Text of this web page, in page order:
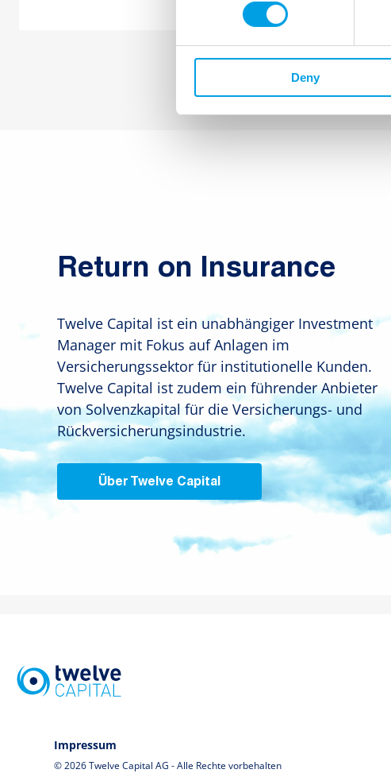
Deny
Return on Insurance
Twelve Capital ist ein unabhängiger Investment
Manager mit Fokus auf Anlagen im
Versicherungssektor für institutionelle Kunden.
Twelve Capital ist zudem ein führender Anbieter
von Solvenzkapital für die Versicherungs- und
Rückversicherungsindustrie.
Über Twelve Capital
Impressum
© 2026 Twelve Capital AG - Alle Rechte vorbehalten